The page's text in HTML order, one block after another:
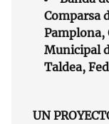
Comparsa
Pamplona,
Municipal
Taldea,
UN